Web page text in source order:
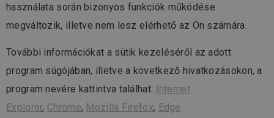
használata során bizonyos funkciók működése
megváltozik, illetve nem lesz elérhető az Ön számára.
További információkat a sütik kezeléséről az adott
program súgójában, illetve a következő hivatkozásokon, a
program nevére kattintva találhat: Internet
Explorer, Chrome, Mozilla Firefox, Edge.